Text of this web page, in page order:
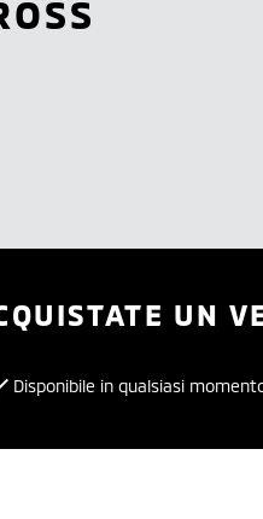
UN
Disponibile in qualsiasi